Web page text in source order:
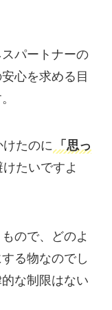
パートナーの
心を求める目
たのに
「思っ
たいですよ
ので、どのよ
る物なのでし
な制限はない